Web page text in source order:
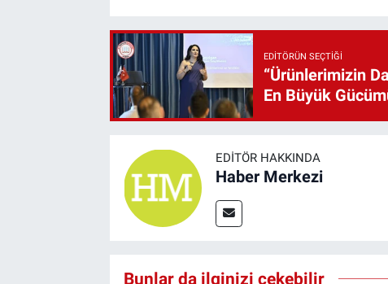
EDITÖRÜN SEÇTIĞI
“Ürünlerimizin
En Büyük
EDITÖR HAKKINDA
Haber Merkezi
Bunlar da ilginizi çekebilir